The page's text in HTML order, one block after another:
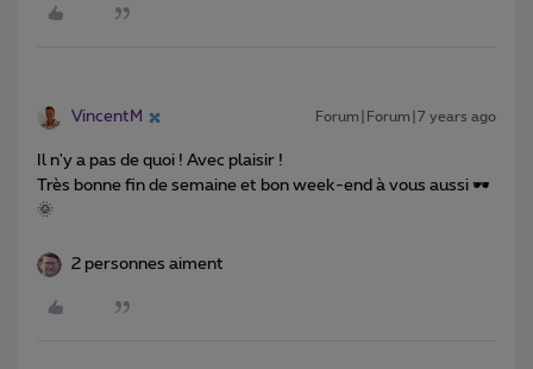
VincentM Forum|Forum|7 years ago
Il n'y a pas de quoi ! Avec plaisir !
Très bonne fin de semaine et bon week-end à vous aussi 🕶️
🌞
2 personnes aiment